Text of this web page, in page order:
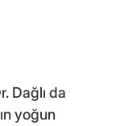
Dağlı da
yoğun